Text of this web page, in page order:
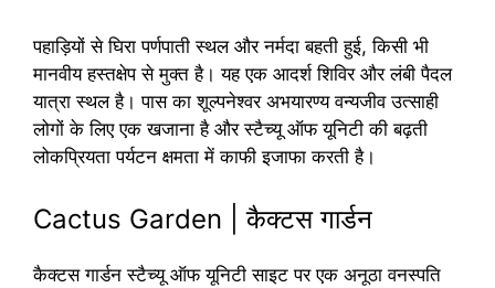
पहाड़ियों से घिरा पर्णपाती स्थल और नर्मदा बहती हुई, किसी भी
मानवीय हस्तक्षेप से मुक्त है। यह एक आदर्श शिविर और लंबी पैदल
यात्रा स्थल है। पास का शूल्पनेश्वर अभयारण्य वन्यजीव उत्साही
लोगों के लिए एक खजाना है और स्टैच्यू ऑफ यूनिटी की बढ़ती
लोकप्रियता पर्यटन क्षमता में काफी इजाफा करती है।
Cactus Garden | कैक्टस गार्डन
कैक्टस गार्डन स्टैच्यू ऑफ यूनिटी साइट पर एक अनूठा वनस्पति